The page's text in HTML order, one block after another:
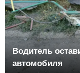
Водитель
автомобиля